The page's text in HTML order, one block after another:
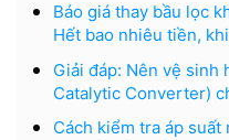
Báo giá thay bầu lọc
Hết bao nhiêu tiền,
Giải đáp: Nên vệ sinh
Catalytic Converter)
Cách kiểm tra áp